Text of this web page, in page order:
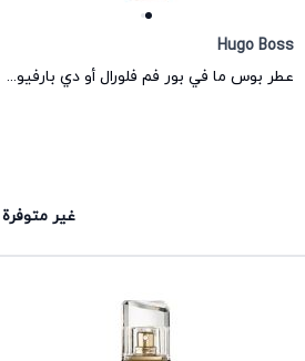
Hugo Boss
عطر بوس ما في بور فم فلورال أو دي بارفيوم للنساء هوغو بوس
غير متوفرة